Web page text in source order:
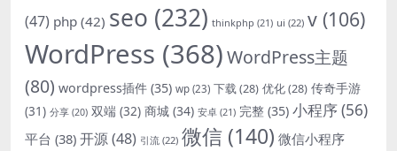
(47) php (42) seo (232) thinkphp (21) ui (22) v (106)
WordPress (368)WordPress主题
(80) wordpress插件 (35) wp (23) 下载(28) 优化(28) 传奇手游
(31) 分享 (20) 双端 (32) 商城 (34) 安卓 (21) 完整 (35) 小程序(56)
平台 (38) 开源(48) 引流 (22) 微信 (140) 微信小程序